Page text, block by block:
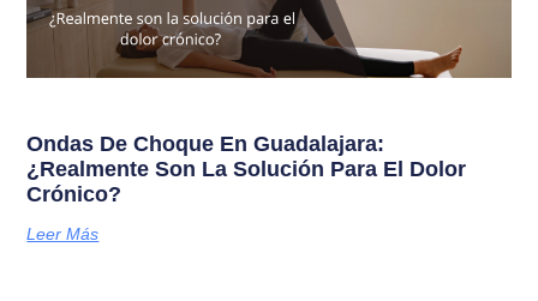
Ondas De Choque En Guadalajara:
¿Realmente Son La Solución Para El Dolor
Crónico?
Leer Más